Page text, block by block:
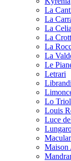
La
La
La Celia
La
La
La
Le
Letrari
Librandi
Lo
Louis
Luce
Maison